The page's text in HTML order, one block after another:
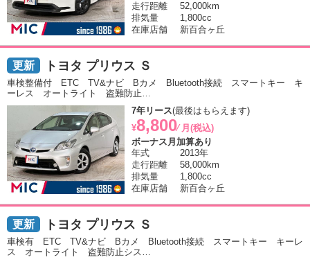
走行距離
52,000km
排気量
1,800cc
在庫店舗
新百合ヶ丘
トヨタ プリウス Ｓ
車検整備付 ETC TV&ナビ Bカメ Bluetooth接続 スマートキー キ
ーレス オートライト 盗難防止…
7年リース(最後はもらえます)
¥8,800⁄ 月(税込)
ボーナス月加算あり
年式
2013年
走行距離
58,000km
排気量
1,800cc
在庫店舗
新百合ヶ丘
トヨタ プリウス Ｓ
車検有 ETC TV&ナビ Bカメ Bluetooth接続 スマートキー キーレ
ス オートライト 盗難防止シス…